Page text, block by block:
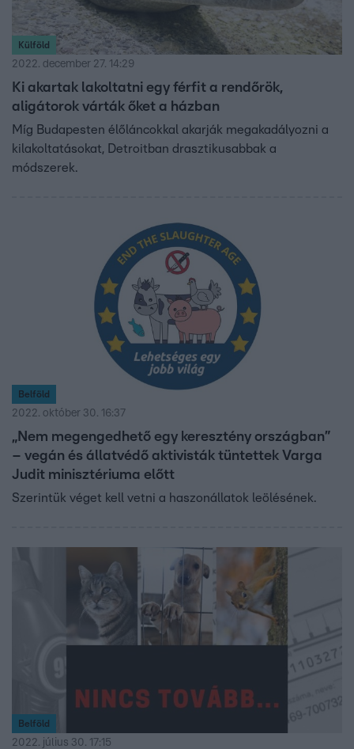
Külföld
2022. december 27. 14:29
Ki akartak lakoltatni egy férfit a rendőrök,
aligátorok várták őket a házban
Míg Budapesten élőláncokkal akarják megakadályozni a
kilakoltatásokat, Detroitban drasztikusabbak a
módszerek.
Belföld
2022. október 30. 16:37
„Nem megengedhető egy keresztény országban”
– vegán és állatvédő aktivisták tüntettek Varga
Judit minisztériuma előtt
Szerintük véget kell vetni a haszonállatok leölésének.
Belföld
2022. július 30. 17:15